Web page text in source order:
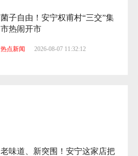
菌子自由！安宁权甫村“三交”集
市热闹开市
热点新闻 2026-08-07 11:32:12
老味道、新突围！安宁这家店把